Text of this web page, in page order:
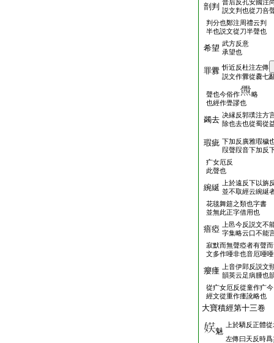
剖判 普后反孔安國注
説文判也從刀咅
判分也鄭注周禮云判
半也説文從刀半聲也
希望 武方反意
承望也
罪釁 忻近反杜注左傳
説文作釁從爨七
聲也今俗作
略
也經作舋謬也
蠲去 决縁反郭璞注方
除也去也從蜀從
瑕疵 下加反廣雅瑕穢
叚聲叚音下加反
疒女厄反
此聲也
綩綖
上於遠反下以旃
並不取經云綩綖
花毯舞筵之類也字書
並無此正字借用也
瘖瘂
上邑今反説文不
字集略云口不能
寂默而無聲瘂者有聲
文多作唖非也音厄唖
癭瘇
上音伊郢反説文
韻英云足病腫也
從疒女厄反從童作疒今
經文從重作瘇訛略也
大寶積經第十三卷
魅
上於驕反正體
左傳曰天反時